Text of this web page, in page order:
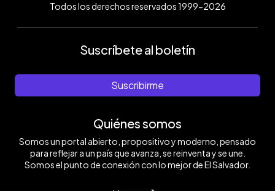
Todos los derechos reservados 1999-2026
Suscríbete al boletín
Suscribirme
Quiénes somos
Somos un portal abierto, propositivo y moderno, pensado
para reflejar a un país que avanza, se reinventa y se une.
Somos el punto de conexión con lo mejor de El Salvador.